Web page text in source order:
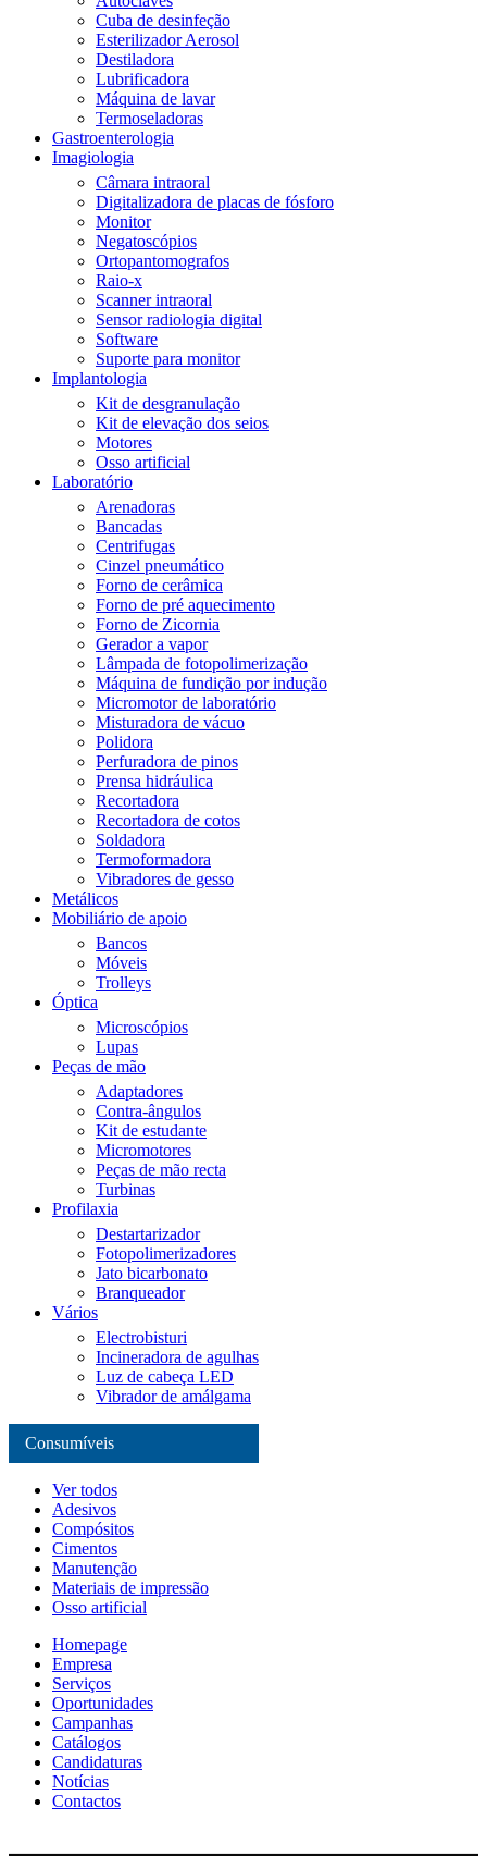
Cuba de desinfeção
Esterilizador Aerosol
Destiladora
Lubrificadora
Máquina de lavar
Termoseladoras
Gastroenterologia
Imagiologia
Câmara intraoral
Digitalizadora de placas de fósforo
Monitor
Negatoscópios
Ortopantomografos
Raio-x
Scanner intraoral
Sensor radiologia digital
Software
Suporte para monitor
Implantologia
Kit de desgranulação
Kit de elevação dos seios
Motores
Osso artificial
Laboratório
Arenadoras
Bancadas
Centrifugas
Cinzel pneumático
Forno de cerâmica
Forno de pré aquecimento
Forno de Zicornia
Gerador a vapor
Lâmpada de fotopolimerização
Máquina de fundição por indução
Micromotor de laboratório
Misturadora de vácuo
Polidora
Perfuradora de pinos
Prensa hidráulica
Recortadora
Recortadora de cotos
Soldadora
Termoformadora
Vibradores de gesso
Metálicos
Mobiliário de apoio
Bancos
Móveis
Trolleys
Óptica
Microscópios
Lupas
Peças de mão
Adaptadores
Contra-ângulos
Kit de estudante
Micromotores
Peças de mão recta
Turbinas
Profilaxia
Destartarizador
Fotopolimerizadores
Jato bicarbonato
Branqueador
Vários
Electrobisturi
Incineradora de agulhas
Luz de cabeça LED
Vibrador de amálgama
Consumíveis
Ver todos
Adesivos
Compósitos
Cimentos
Manutenção
Materiais de impressão
Osso artificial
Homepage
Empresa
Serviços
Oportunidades
Campanhas
Catálogos
Candidaturas
Notícias
Contactos